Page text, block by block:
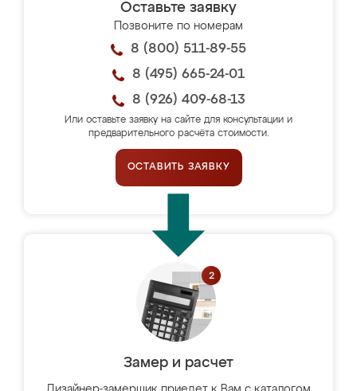
Оставьте заявку
Позвоните по номерам
8 (800) 511-89-55
8 (495) 665-24-01
8 (926) 409-68-13
Или оставьте заявку на сайте для консультации и
предварительного расчёта стоимости.
ОСТАВИТЬ ЗАЯВКУ
Замер и расчет